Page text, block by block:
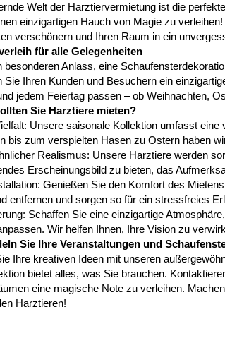
Welt der Harztiervermietung ist die
einzigartigen Hauch von Magie zu
verschönern und Ihren Raum in ein
für alle Gelegenheiten
besonderen Anlass, eine
Sie Ihren Kunden und Besuchern ein
jedem Feiertag passen – ob Weihnachten,
Sie Harztiere mieten?
Unsere saisonale Kollektion umfasst
bis zum verspielten Hasen zu Ostern haben
Realismus: Unsere Harztiere werden
Erscheinungsbild zu bieten, das
Genießen Sie den Komfort des
entfernen und sorgen so für ein stressfreies
Schaffen Sie eine einzigartige
Wir helfen Ihnen, Ihre Vision zu
Sie Ihre Veranstaltungen und
Ihre kreativen Ideen mit unseren
bietet alles, was Sie brauchen.
eine magische Note zu verleihen.
Harztieren!